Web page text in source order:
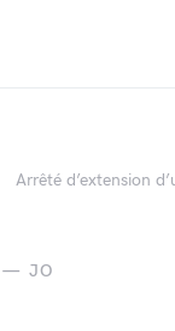
Arrêté d’extension
JO